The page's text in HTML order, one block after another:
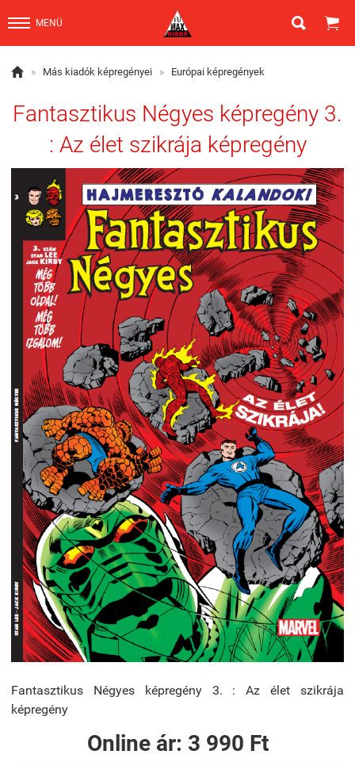
MENÜ  
 » Más kiadók képregényei » Európai képregények
Fantasztikus Négyes képregény 3.
: Az élet szikrája képregény
Fantasztikus Négyes képregény 3. : Az élet szikrája
képregény
Online ár: 3 990 Ft